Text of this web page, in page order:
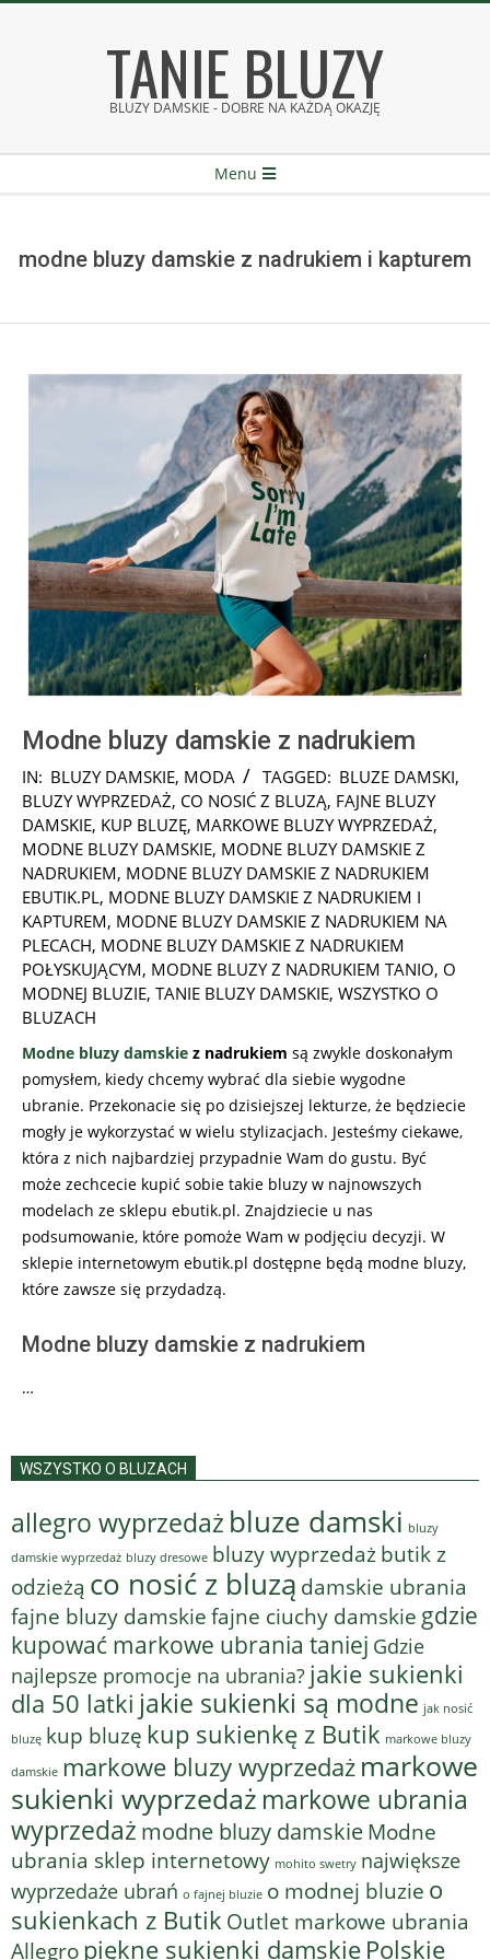
TANIE BLUZY
BLUZY DAMSKIE - DOBRE NA KAŻDĄ OKAZJĘ
Menu
modne bluzy damskie z nadrukiem i kapturem
Modne bluzy damskie z nadrukiem
2021-
09-
26
IN: BLUZY DAMSKIE, MODA TAGGED: BLUZE DAMSKI,
BLUZY WYPRZEDAŻ, CO NOSIĆ Z BLUZĄ, FAJNE BLUZY
DAMSKIE, KUP BLUZĘ, MARKOWE BLUZY WYPRZEDAŻ,
MODNE BLUZY DAMSKIE, MODNE BLUZY DAMSKIE Z
NADRUKIEM, MODNE BLUZY DAMSKIE Z NADRUKIEM
EBUTIK.PL, MODNE BLUZY DAMSKIE Z NADRUKIEM I
KAPTUREM, MODNE BLUZY DAMSKIE Z NADRUKIEM NA
PLECACH, MODNE BLUZY DAMSKIE Z NADRUKIEM
POŁYSKUJĄCYM, MODNE BLUZY Z NADRUKIEM TANIO, O
MODNEJ BLUZIE, TANIE BLUZY DAMSKIE, WSZYSTKO O
BLUZACH
Modne bluzy damskie z nadrukiem są zwykle doskonałym
pomysłem, kiedy chcemy wybrać dla siebie wygodne
ubranie. Przekonacie się po dzisiejszej lekturze, że będziecie
mogły je wykorzystać w wielu stylizacjach. Jesteśmy ciekawe,
która z nich najbardziej przypadnie Wam do gustu. Być
może zechcecie kupić sobie takie bluzy w najnowszych
modelach ze sklepu ebutik.pl. Znajdziecie u nas
podsumowanie, które pomoże Wam w podjęciu decyzji. W
sklepie internetowym ebutik.pl dostępne będą modne bluzy,
które zawsze się przydadzą.
Modne bluzy damskie z nadrukiem
…
WSZYSTKO O BLUZACH
allegro wyprzedaż bluze damski bluzy
damskie wyprzedaż bluzy dresowe bluzy wyprzedaż butik z
odzieżą co nosić z bluzą damskie ubrania
fajne bluzy damskiefajne ciuchy damskie gdzie
kupować markowe ubrania taniej Gdzie
najlepsze promocje na ubrania? jakie sukienki
dla 50 latki jakie sukienki są modne jak nosić
bluzę kup bluzę kup sukienkę z Butik markowe bluzy
damskie markowe bluzy wyprzedaż markowe
sukienki wyprzedaż markowe ubrania
wyprzedaż modne bluzy damskie Modne
ubrania sklep internetowy mohito swetry największe
wyprzedaże ubrań o fajnej bluzie o modnej bluzie o
sukienkach z Butik Outlet markowe ubrania
Allegropiękne sukienki damskie Polskie